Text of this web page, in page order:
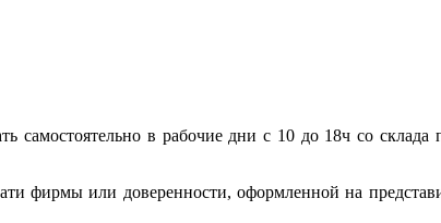
самостоятельно в рабочие дни с 10 до 18ч со склада
фирмы или доверенности, оформленной на